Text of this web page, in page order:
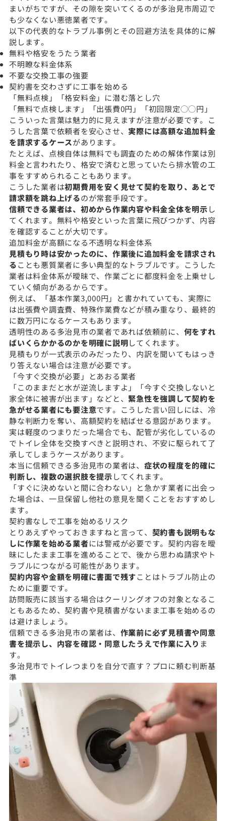
まいがちですが、その隙を突いてくるのが多治見市周辺で
も少なくない悪徳業者です。
以下の代表的なトラブル事例とその回避方法を具体的に解
説します。
無料や格安をうたう業者
不明瞭な料金体系
不要な交換工事の強要
契約書を交わさずに工事を始める
「無料点検」「格安料金」に潜む落とし穴
「無料で点検します」「出張費0円」「初回限定◯◯円」
こういった言葉は魅力的に見えますが注意が必要です。こ
うした言葉で依頼者を安心させ、 実際には高額な追加料金
を請求するケースがあります。
たとえば、点検自体は無料でも調査のための解体作業は別
料金と言われたり、格安で済むと思っていたら排水管の工
事をすすめられることもあります。
こうした業者は初期費用を安く見せて契約を取り、あとで
請求額を跳ね上げるのが常套手段です。
信頼できる業者は、初めから作業内容や料金全体を明示し
てくれます。無料や格安といった言葉に飛びつかず、内容
を確認することが大切です。
追加料金が高額になる不透明な料金体系
見積もり時は安かったのに、作業後に追加料金を請求され
ることも悪質業者に多い典型的なトラブルです。こうした
業者は料金体系が曖昧で、作業ごとに都度料金を上乗せし
ていく傾向があるからです。
例えば、「基本作業3,000円」と書かれていても、実際に
は出張費や調査費、特殊作業費などが積み重なり、最終的
に数万円になるケースもあります。
透明性のある多治見市の業者であれば依頼前に、 何をすれ
ばいくらかかるのかを明確に説明してくれます。
見積もりが一式表示のみだったり、内訳を聞いてもはっき
り答えない場合は注意が必要です。
「今すぐ交換が必要」とあおる業者
「このままだと水が逆流しますよ」「今すぐ交換しないと
家全体に被害が出ます」などと、 緊急性を強調して契約を
急がせる業者にも要注意です。こうした言い回しには、冷
静な判断力を奪い、高額契約を結ばせる意図があります。
実は軽度のつまりだった場合でも、配管が劣化しているの
でトイレ全体を交換すべきと説明され、不安に駆られて了
承してしまうケースがあります。
本当に信頼できる多治見市の業者は、 症状の程度を的確に
判断し、複数の選択肢を提示してくれます。
「すぐに決めないと間に合わない」と急かす業者に出会っ
た場合は、一旦保留し他社の意見を聞くことをおすすめし
ます。
契約書なしで工事を始めるリスク
とりあえずやっておきますねと言って、 契約書も説明もな
しに作業を始める業者には警戒が必要です。契約内容を曖
昧にしたまま工事を進めることで、後から思わぬ請求やト
ラブルにつながる可能性があります。
契約内容や金額を明確に書面で残すことはトラブル防止の
ために重要です。
訪問販売に該当する場合はクーリングオフの対象となるこ
ともあるため、契約書や見積書がないまま工事を始めるの
は避けましょう。
信頼できる多治見市の業者は、 作業前に必ず見積書や同意
書を提示し、内容を確認・同意したうえで作業に入り ま
す。
多治見市でトイレつまりを自分で直す？プロに頼む判断基
準